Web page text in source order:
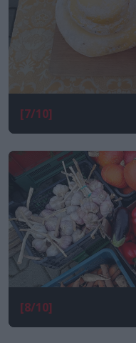
[7/10]
[8/10]